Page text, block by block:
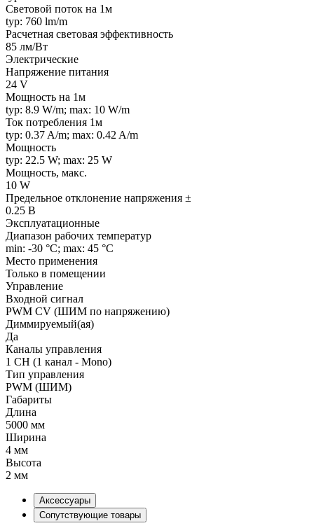
Световой поток на 1м
typ: 760 lm/m
Расчетная световая эффективность
85 лм/Вт
Электрические
Напряжение питания
24 V
Мощность на 1м
typ: 8.9 W/m; max: 10 W/m
Ток потребления 1м
typ: 0.37 A/m; max: 0.42 A/m
Мощность
typ: 22.5 W; max: 25 W
Мощность, макс.
10 W
Предельное отклонение напряжения ±
0.25 В
Эксплуатационные
Диапазон рабочих температур
min: -30 °C; max: 45 °C
Место применения
Только в помещении
Управление
Входной сигнал
PWM СV (ШИМ по напряжению)
Диммируемый(ая)
Да
Каналы управления
1 CH (1 канал - Mono)
Тип управления
PWM (ШИМ)
Габариты
Длина
5000 мм
Ширина
4 мм
Высота
2 мм
Аксессуары
Сопутствующие товары